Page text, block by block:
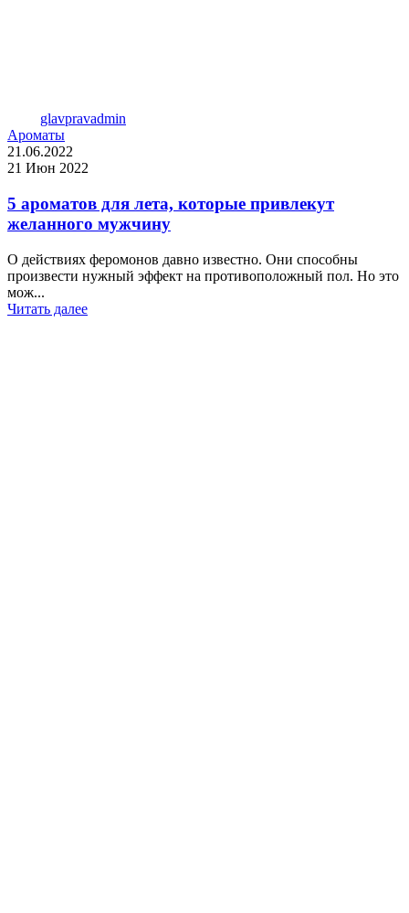
glavpravadmin
Ароматы
21.06.2022
21 Июн 2022
5 ароматов для лета, которые привлекут
желанного мужчину
О действиях феромонов давно известно. Они способны
произвести нужный эффект на противоположный пол. Но это
мож...
Читать далее